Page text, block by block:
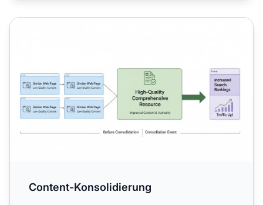
Content-Konsolidierung
Content-Konsolidierung